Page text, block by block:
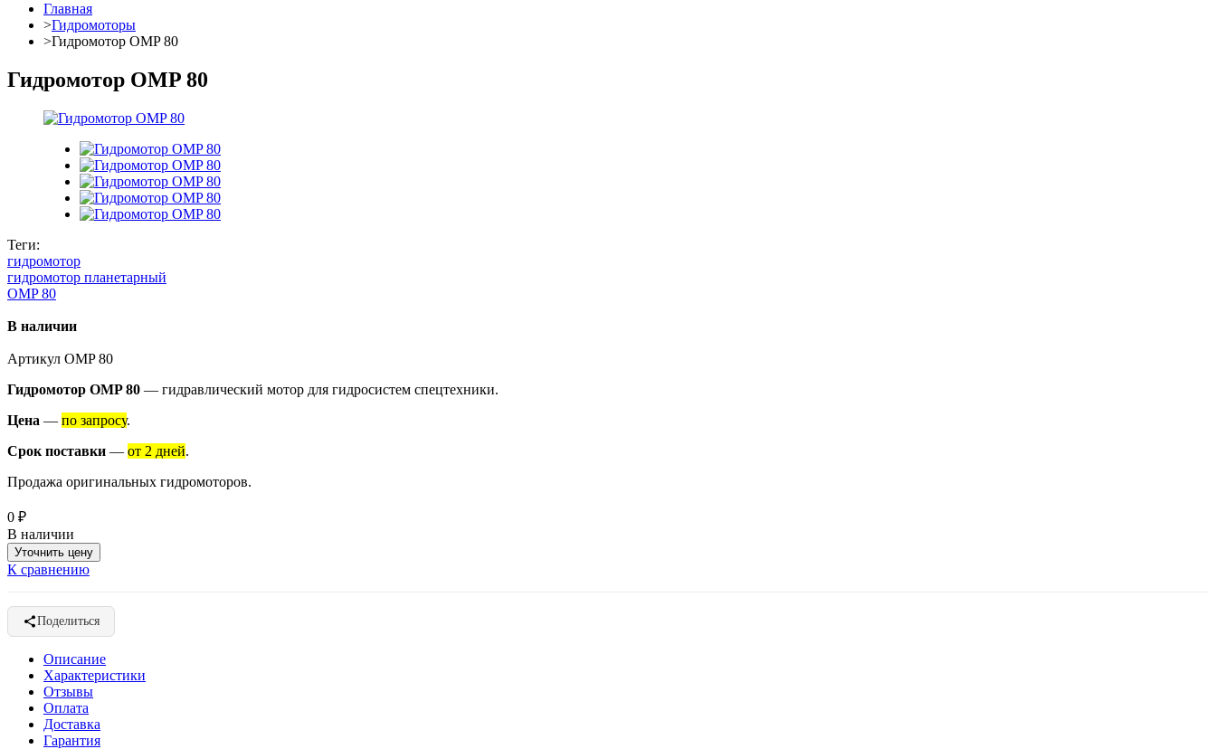
Главная
>Гидромоторы
>Гидромотор OMP 80
Гидромотор OMP 80
Теги:
гидромотор
гидромотор планетарный
OMP 80
В наличии
Артикул OMP 80
Гидромотор OMP 80 — гидравлический мотор для гидросистем спецтехники.
Цена — по запросу.
Срок поставки — от 2 дней.
Продажа оригинальных гидромоторов.
0 ₽
В наличии
Уточнить цену
К сравнению
Поделиться
Описание
Характеристики
Отзывы
Оплата
Доставка
Гарантия